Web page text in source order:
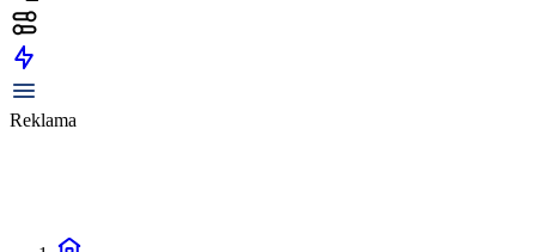
Reklama